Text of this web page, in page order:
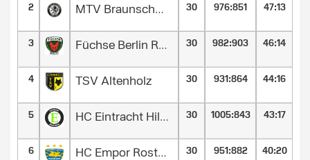
2 MTV Braunschweig 30 976:851 47:13
3 Füchse Berlin Reinickendorf II 30 982:903 46:14
4 TSV Altenholz 30 931:864 44:16
5 HC Eintracht Hildesheim 30 1005:843 43:17
6 HC Empor Rostock 30 951:882 40:20